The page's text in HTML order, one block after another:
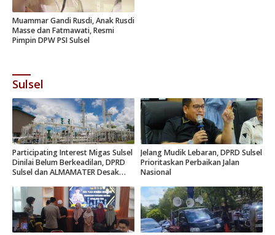
Muammar Gandi Rusdi, Anak Rusdi
Masse dan Fatmawati, Resmi
Pimpin DPW PSI Sulsel
Sulsel
Participating Interest Migas Sulsel
Dinilai Belum Berkeadilan, DPRD
Sulsel dan ALMAMATER Desak
Jelang Mudik Lebaran, DPRD Sulsel
Prioritaskan Perbaikan Jalan
Nasional